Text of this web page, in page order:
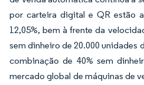
por carteira digital e QR estão
12,05%, bem à frente da
sem dinheiro de 20.000 unidades
combinação de 40% sem
mercado global de máquinas de